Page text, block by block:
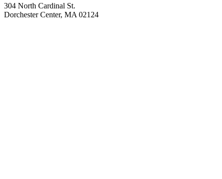
304 North Cardinal St.
Dorchester Center, MA 02124